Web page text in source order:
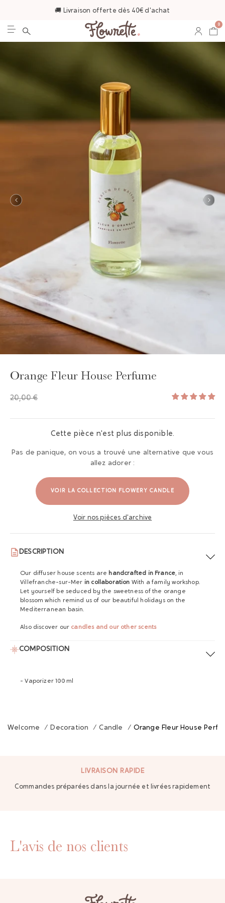
🚚 Livraison offerte dès 40€ d'achat
0
Orange Fleur House Perfume
20,00 €
Cette pièce n'est plus disponible.
Pas de panique, on vous a trouvé une alternative que vous
allez adorer :
VOIR LA COLLECTION FLOWERY CANDLE
Voir nos pièces d'archive
DESCRIPTION
Our diffuser house scents are handcrafted in France, in
Villefranche-sur-Mer in collaboration With a family workshop.
Let yourself be seduced by the sweetness of the orange
blossom which remind us of our beautiful holidays on the
Mediterranean basin.
Also discover our candles and our other scents
COMPOSITION
- Vaporizer 100 ml
Welcome / Decoration / Candle / Orange Fleur House
LIVRAISON RAPIDE
Commandes préparées dans la journée et livrées rapidement
L'avis de nos clients